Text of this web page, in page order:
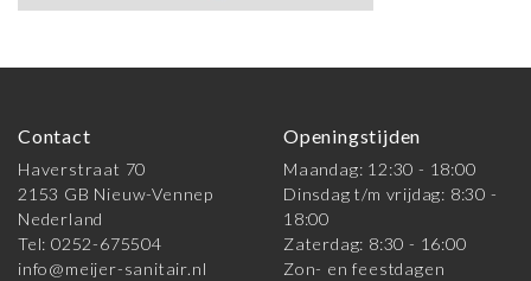
Contact
Haverstraat 70
2153 GB Nieuw-Vennep
Nederland
Tel: 0252-675504
info@meijer-sanitair.nl
Openingstijden
Maandag: 12:30 - 18:00
Dinsdag t/m vrijdag: 8:30 -
18:00
Zaterdag: 8:30 - 16:00
Zon- en feestdagen